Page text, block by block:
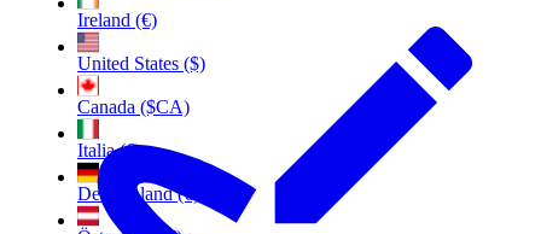
Ireland (€)
United States ($)
Canada ($CA)
Italia (€)
Deutschland (€)